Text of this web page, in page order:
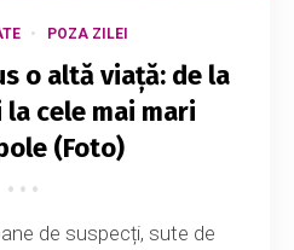
POZA ZILEI
o altă viață: de la
cele mai mari
(Foto)
de suspecți, sute de